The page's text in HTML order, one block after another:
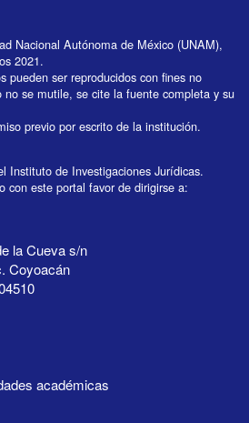
Nacional Autónoma de México (UNAM),
2021.
pueden ser reproducidos con fines no
no se mutile, se cite la fuente completa y su
previo por escrito de la institución.
Instituto de Investigaciones Jurídicas.
con este portal favor de dirigirse a:
la Cueva s/n
Coyoacán
académicas